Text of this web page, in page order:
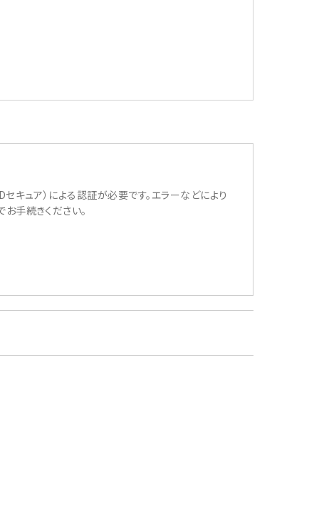
キュア）による認証が必要です。エラーなどにより
手続きください。